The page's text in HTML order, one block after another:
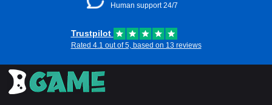
Human support 24/7
Trustpilot
Rated 4.1 out of 5, based on 13 reviews